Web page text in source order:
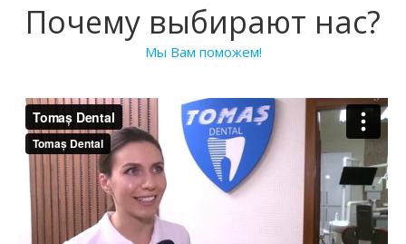
Почему выбирают нас?
Мы Вам поможем!